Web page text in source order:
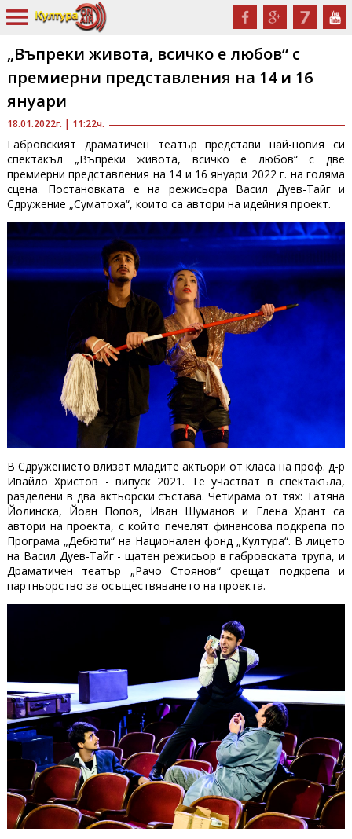
18.01.2022г. | 11:22ч.
„Въпреки живота, всичко е любов“ с
премиерни представления на 14 и 16
януари
Габровският драматичен театър представи най-новия си
спектакъл „Въпреки живота, всичко е любов“ с две
премиерни представления на 14 и 16 януари 2022 г. на голяма
сцена. Постановката е на режисьора Васил Дуев-Тайг и
Сдружение „Суматоха“, които са автори на идейния проект.
В Сдружението влизат младите актьори от класа на проф. д-р
Ивайло Христов - випуск 2021. Те участват в спектакъла,
разделени в два актьорски състава. Четирама от тях: Татяна
Йолинска, Йоан Попов, Иван Шуманов и Елена Хрант са
автори на проекта, с който печелят финансова подкрепа по
Програма „Дебюти“ на Национален фонд „Култура“. В лицето
на Васил Дуев-Тайг - щатен режисьор в габровската трупа, и
Драматичен театър „Рачо Стоянов“ срещат подкрепа и
партньорство за осъществяването на проекта.